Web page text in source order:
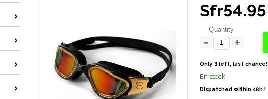
Sfr54.95
Quantity
Only 3 left, last chance!
En stock
Dispatched within 48h !